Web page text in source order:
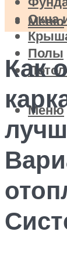
Окна
Полы
Меню
Меню
Как